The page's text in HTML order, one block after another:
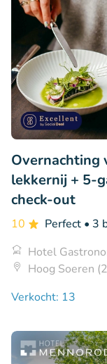
Overnachting
lekkernij + 5-
check-out
10 Perfect • 3
Hotel
Hoog Soeren
Verkocht: 13